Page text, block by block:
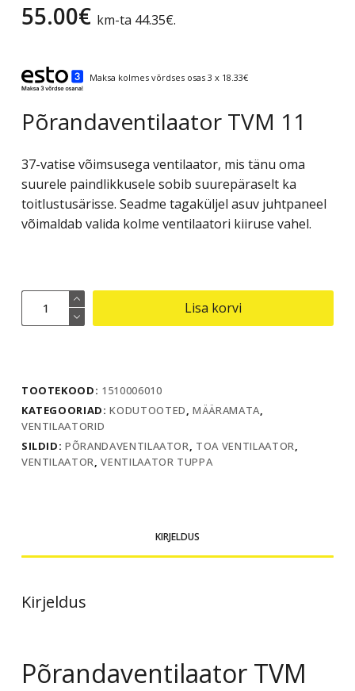
55.00€ km-ta 44.35€.
Maksa kolmes võrdses osas 3 x 18.33€
Põrandaventilaator TVM 11
37-vatise võimsusega ventilaator, mis tänu oma
suurele paindlikkusele sobib suurepäraselt ka
toitlustusärisse. Seadme tagaküljel asuv juhtpaneel
võimaldab valida kolme ventilaatori kiiruse vahel.
Põrandaventilaator
TVM
Lisa korvi
TOOTEKOOD: 1510006010
KATEGOORIAD:KODUTOOTED,MÄÄRAMATA,
VENTILAATORID
SILDID:PÕRANDAVENTILAATOR, TOA VENTILAATOR,
VENTILAATOR,VENTILAATOR TUPPA
KIRJELDUS
Kirjeldus
Põrandaventilaator TVM